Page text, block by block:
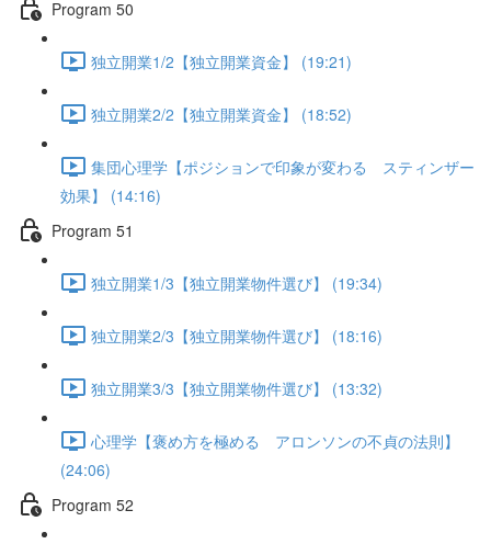
Program 50
独立開業1/2【独立開業資金】 (19:21)
独立開業2/2【独立開業資金】 (18:52)
集団心理学【ポジションで印象が変わる スティンザー
効果】 (14:16)
Program 51
独立開業1/3【独立開業物件選び】 (19:34)
独立開業2/3【独立開業物件選び】 (18:16)
独立開業3/3【独立開業物件選び】 (13:32)
心理学【褒め方を極める アロンソンの不貞の法則】
(24:06)
Program 52